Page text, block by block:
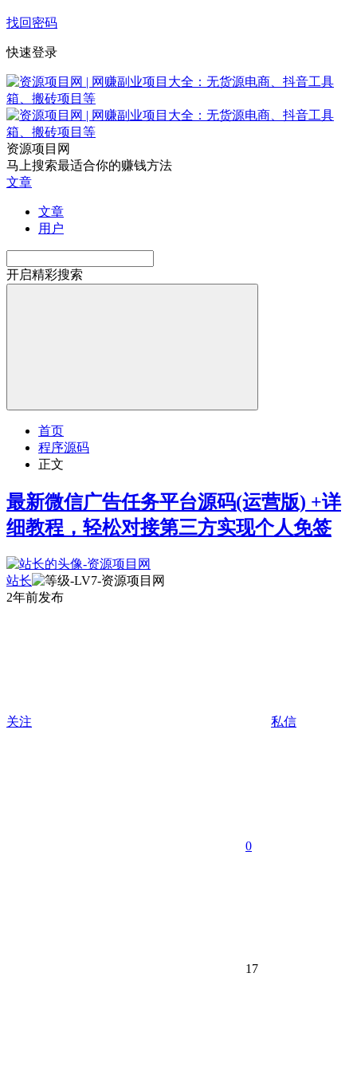
找回密码
快速登录
资源项目网
马上搜索最适合你的赚钱方法
文章
文章
用户
开启精彩搜索
首页
程序源码
正文
最新微信广告任务平台源码(运营版) +详
细教程，轻松对接第三方实现个人免签
站长
2年前发布
关注 私信
0
17